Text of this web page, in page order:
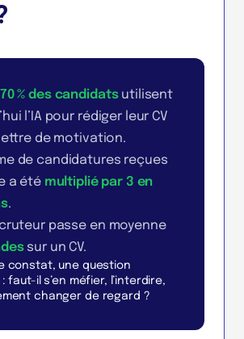
70 % des candidatsutilisent
l’IA pour rédiger leur CV
de motivation.
de candidatures reçues
a été multiplié par 3 en
.
passe en moyenne
sur un CV.
constat, une question
: faut-il s’en méfier, l’interdire,
changer de regard ?